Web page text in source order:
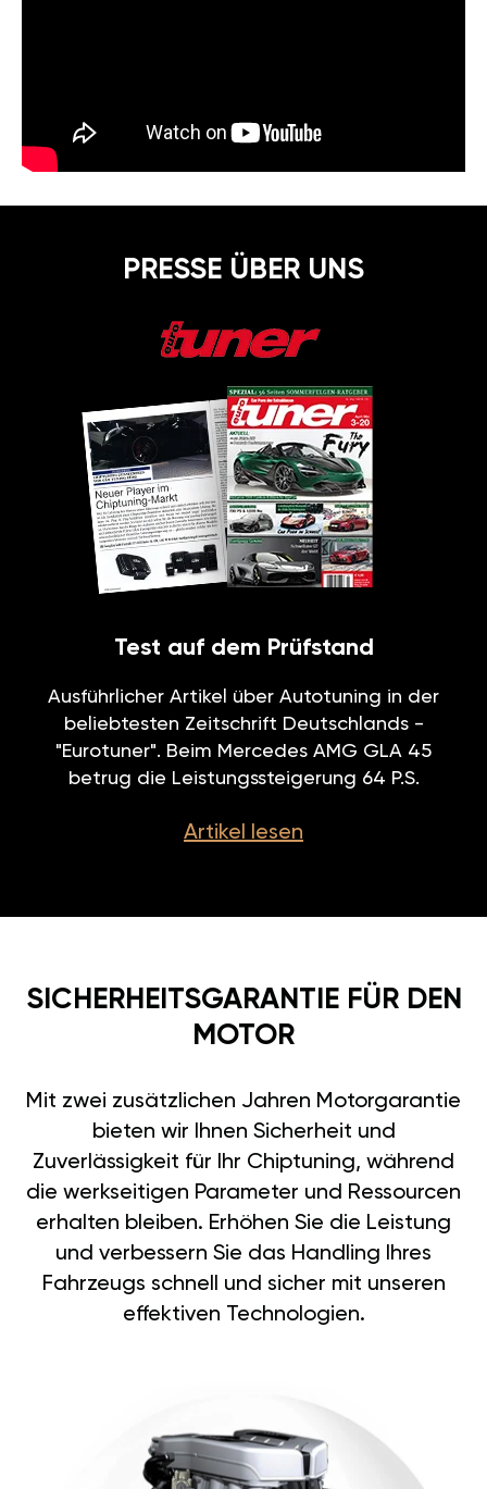
PRESSE ÜBER UNS
Test auf dem Prüfstand
Ausführlicher Artikel über Autotuning in der
beliebtesten Zeitschrift Deutschlands -
"Eurotuner". Beim Mercedes AMG GLA 45
betrug die Leistungssteigerung 64 P.S.
Artikel lesen
SICHERHEITSGARANTIE FÜR DEN
MOTOR
Mit zwei zusätzlichen Jahren Motorgarantie
bieten wir Ihnen Sicherheit und
Zuverlässigkeit für Ihr Chiptuning, während
die werkseitigen Parameter und Ressourcen
erhalten bleiben. Erhöhen Sie die Leistung
und verbessern Sie das Handling Ihres
Fahrzeugs schnell und sicher mit unseren
effektiven Technologien.